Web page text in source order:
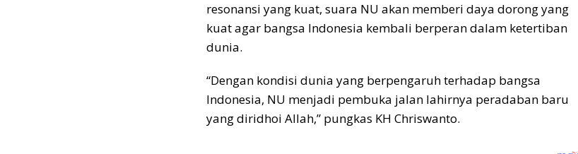
resonansi yang kuat, suara NU akan memberi daya dorong yang
kuat agar bangsa Indonesia kembali berperan dalam ketertiban
dunia.
“Dengan kondisi dunia yang berpengaruh terhadap bangsa
Indonesia, NU menjadi pembuka jalan lahirnya peradaban baru
yang diridhoi Allah,” pungkas KH Chriswanto.